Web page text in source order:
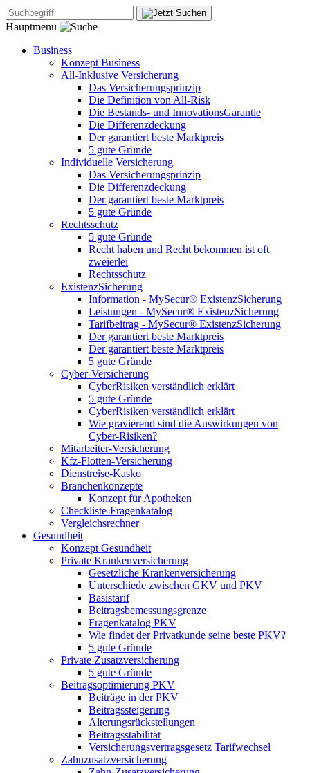
Hauptmenü
Business
Konzept Business
All-Inklusive Versicherung
Das Versicherungsprinzip
Die Definition von All-Risk
Die Bestands- und InnovationsGarantie
Die Differenzdeckung
Der garantiert beste Marktpreis
5 gute Gründe
Individuelle Versicherung
Das Versicherungsprinzip
Die Differenzdeckung
Der garantiert beste Marktpreis
5 gute Gründe
Rechtsschutz
5 gute Gründe
Recht haben und Recht bekommen ist oft
zweierlei
Rechtsschutz
ExistenzSicherung
Information - MySecur® ExistenzSicherung
Leistungen - MySecur® ExistenzSicherung
Tarifbeitrag - MySecur® ExistenzSicherung
Der garantiert beste Marktpreis
Der garantiert beste Marktpreis
5 gute Gründe
Cyber-Versicherung
CyberRisiken verständlich erklärt
5 gute Gründe
CyberRisiken verständlich erklärt
Wie gravierend sind die Auswirkungen von
Cyber-Risiken?
Mitarbeiter-Versicherung
Kfz-Flotten-Versicherung
Dienstreise-Kasko
Branchenkonzepte
Konzept für Apotheken
Checkliste-Fragenkatalog
Vergleichsrechner
Gesundheit
Konzept Gesundheit
Private Krankenversicherung
Gesetzliche Krankenversicherung
Unterschiede zwischen GKV und PKV
Basistarif
Beitragsbemessungsgrenze
Fragenkatalog PKV
Wie findet der Privatkunde seine beste PKV?
5 gute Gründe
Private Zusatzversicherung
5 gute Gründe
Beitragsoptimierung PKV
Beiträge in der PKV
Beitragssteigerung
Alterungsrückstellungen
Beitragsstabilität
Versicherungsvertragsgesetz Tarifwechsel
Zahnzusatzversicherung